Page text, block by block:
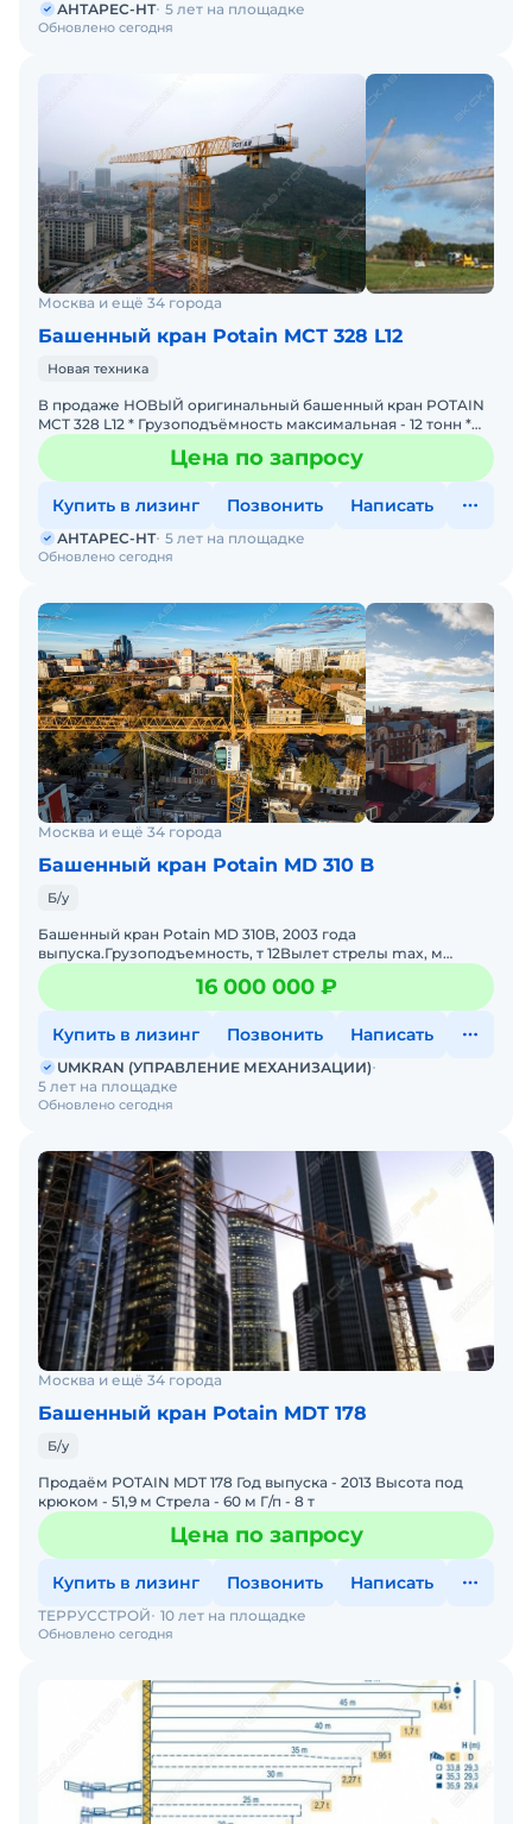
Обновлено сегодня
АНТАРЕС-НТ 5 лет на площадке
Москва и ещё 34 города
Башенный кран Potain MCТ 328 L12
Новая техника
В продаже НОВЫЙ оригинальный башенный кран POTAIN
MCТ 328 L12 * Грузоподъёмность максимальная - 12 тонн *
Максимальный велет стрелы - 75 метров * Грузоподъёмнос
Цена по запросу
Купить в лизинг Позвонить Написать
Обновлено сегодня
АНТАРЕС-НТ 5 лет на площадке
Москва и ещё 34 города
Башенный кран Potain MD 310 B
Б/у
Башенный кран Potain MD 310B, 2003 года
выпуска.Грузоподъемность, т 12Вылет стрелы max, м
70Грузоподъемность на max вылете, т 3.2Высота, м
40Основание Анкерное.16 000 000 ₽
Купить в лизинг Позвонить Написать
Обновлено сегодня
UMKRAN (УПРАВЛЕНИЕ МЕХАНИЗАЦИИ)
5 лет на площадке
Москва и ещё 34 города
Башенный кран Potain MDT 178
Б/у
Продаём POTAIN MDT 178 Год выпуска - 2013 Высота под
крюком - 51,9 м Стрела - 60 м Г/п - 8 т
Цена по запросу
Купить в лизинг Позвонить Написать
Обновлено сегодня
ТЕРРУССТРОЙ 10 лет на площадке